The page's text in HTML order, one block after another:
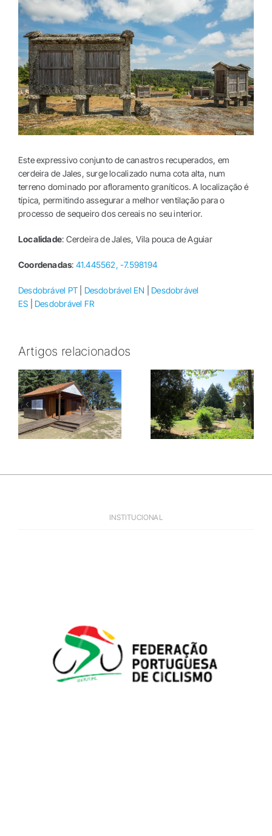
TERRITÓRIO
PROGRAMA COMPLETO
Image
Este expressivo conjunto de canastros recuperados, em
cerdeira de Jales, surge localizado numa cota alta, num
terreno dominado por afloramento graníticos. A localização é
típica, permitindo assegurar a melhor ventilação para o
processo de sequeiro dos cereais no seu interior.
Localidade: Cerdeira de Jales, Vila pouca de Aguiar
Coordenadas: 41.445562, -7.598194
Desdobrável PT| Desdobrável EN
Desdobrável
ES
Desdobrável FR
Artigos relacionados
Parque
Florestal de
Vila Pouca
de Aguiar
Ponte
Romana do
Arco
INSTITUCIONAL